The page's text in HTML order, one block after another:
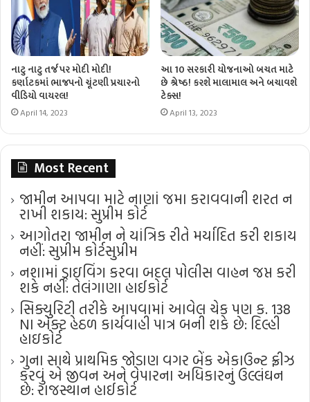
નાટુ નાટુ તર્જ પર મોદી મોદી!
કર્ણાટકમાં ભાજપનો ચૂંટણી પ્રચારનો
વીડિયો વાયરલ!
April 14, 2023
આ 10 સરકારી યોજનાઓ બચત માટે
છે શ્રેષ્ઠ! કરશે માલામાલ અને બચાવશે
ટેક્સ!
April 13, 2023
Most Recent
જામીન આપવા માટે નાણાં જમા કરાવવાની શરત ન
રાખી શકાય: સુપ્રીમ કોર્ટ
આગોતરા જામીન ને યાંત્રિક રીતે મર્યાદિત કરી શકાય
નહીં: સુપ્રીમ કોર્ટ​સુપ્રીમ
નશામાં ડ્રાઇવિંગ કરવા બદલ પોલીસ વાહન જપ્ત કરી
શકે નહીં: તેલંગાણા હાઈકોર્ટ
સિક્યુરિટી તરીકે આપવામાં આવેલ ચેક પણ ક. 138
NI એક્ટ હેઠળ કાર્યવાહી પાત્ર બની શકે છે: દિલ્હી
હાઇકોર્ટ
ગુના સાથે પ્રાથમિક જોડાણ વગર બેંક એકાઉન્ટ ફ્રીઝ
કરવું એ જીવન અને વેપારના અધિકારનું ઉલ્લંઘન
છે: રાજસ્થાન હાઈકોર્ટ